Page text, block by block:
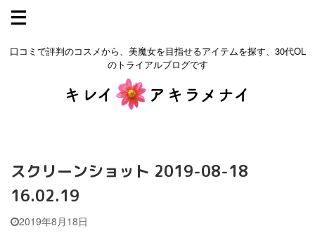
口コミで評判のコスメから、美魔女を目指せるアイテムを探す、30代OL
のトライアルブログです
スクリーンショット 2019-08-18
16.02.19
2019年8月18日